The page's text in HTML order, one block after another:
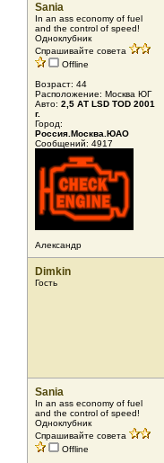
Sania
In an ass economy of fuel
and the control of speed!
Одноклубник
Спрашивайте совета
Offline
Возраст: 44
Расположение: Москва ЮГ
Авто: 2,5 АТ LSD TOD 2001
г.
Город:
Россия.Москва.ЮАО
Сообщений: 4917
Александр
Dimkin
Гость
Sania
In an ass economy of fuel
and the control of speed!
Одноклубник
Спрашивайте совета
Offline